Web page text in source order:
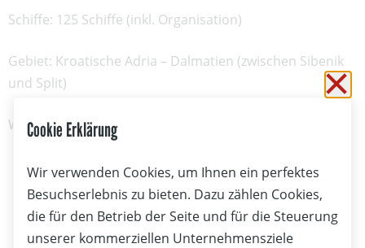
Schiffe: 125 Schiffe (inkl. Organisation)
Gebiet: Kroatische Adria – Dalmatien (zwischen Sibenik
und Split)
Weitere Informationen unter:
Cookie Erklärung
Wir verwenden Cookies, um Ihnen ein perfektes
Besuchserlebnis zu bieten. Dazu zählen Cookies,
die für den Betrieb der Seite und für die Steuerung
unserer kommerziellen Unternehmensziele